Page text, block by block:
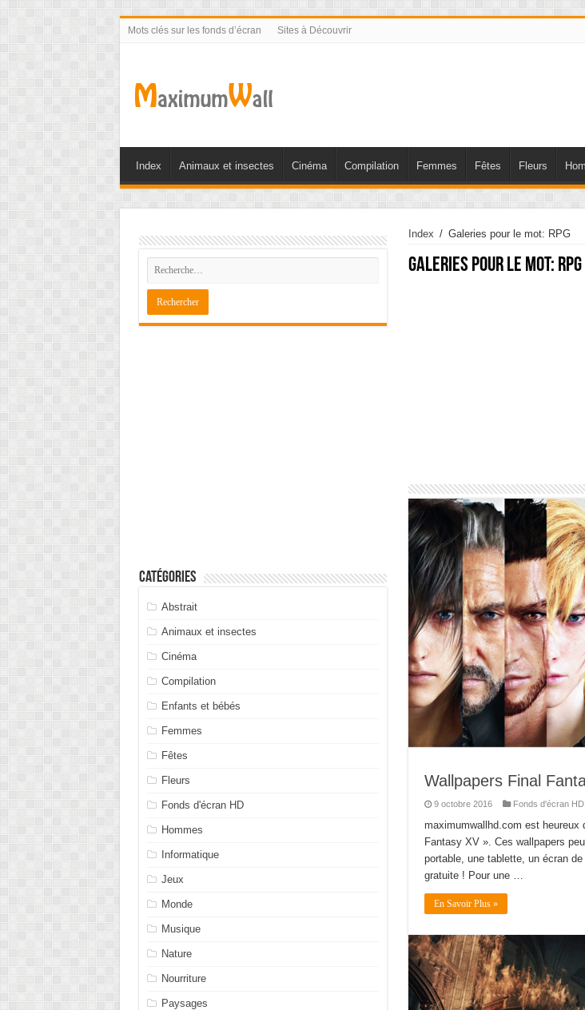
Mots clés sur les fonds d’écran Sites à Découvrir
Index Animaux et insectes Cinéma Compilation Femmes Fêtes Fleurs
Index / Galeries pour le mot: RPG
Galeries pour le mot: RPG
Wallpapers Final
9 octobre 2016 Fonds d'écran HD,
maximumwallhd.com est heureux
Fantasy XV ». Ces wallpapers
portable, une tablette, un écran
gratuite ! Pour une …
En Savoir Plus »
Catégories
Abstrait
Animaux et insectes
Cinéma
Compilation
Enfants et bébés
Femmes
Fêtes
Fleurs
Fonds d'écran HD
Hommes
Informatique
Jeux
Monde
Musique
Nature
Nourriture
Paysages